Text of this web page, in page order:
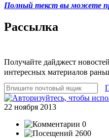
Полный текст вы можете
Рассылка
Получайте дайджест
интересных материалов
22 ноября 2013
0
2600